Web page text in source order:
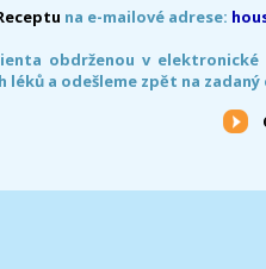
na e-mailové adrese:
obdrženou v
léků a odešleme zpět na